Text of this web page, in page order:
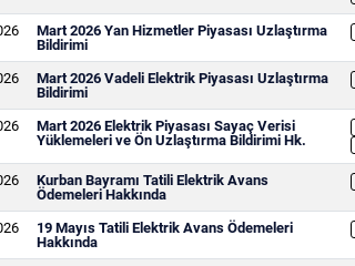
Mart 2026 Yan Hizmetler Piyasası Uzlaştırma
Bildirimi
Mart 2026 Vadeli Elektrik Piyasası Uzlaştırma
Bildirimi
Mart 2026 Elektrik Piyasası Sayaç Verisi
Yüklemeleri ve Ön Uzlaştırma Bildirimi Hk.
Kurban Bayramı Tatili Elektrik Avans
Ödemeleri Hakkında
19 Mayıs Tatili Elektrik Avans Ödemeleri
Hakkında